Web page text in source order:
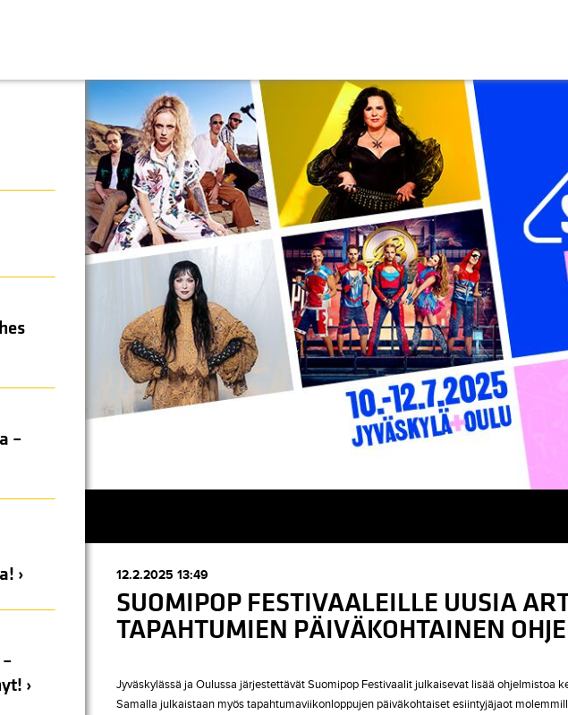
12.2.2025 13:49
SUOMIPOP FESTIVAALEILLE UUSIA
TAPAHTUMIEN PÄIVÄKOHTAINEN
Jyväskylässä ja Oulussa järjestettävät Suomipop Festivaalit julkaisevat lisää ohjelmistoa
Samalla julkaistaan myös tapahtumaviikonloppujen päiväkohtaiset esiintyjäjaot
–
›
›